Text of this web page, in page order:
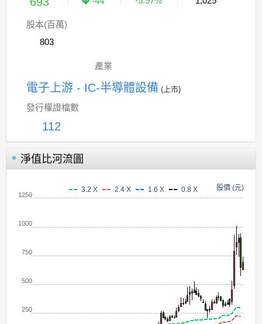
股本(百萬)
803
產業
電子上游 - IC-半導體設備 (上市)
發行權證檔數
112
淨值比河流圖
股價 (元)
3.2 X 2.4 X 1.6 X 0.8 X
250
500
750
1000
1250